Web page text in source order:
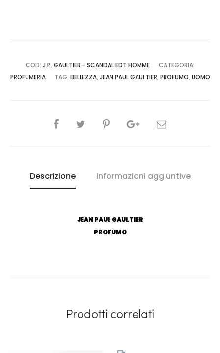
COD: J.P. GAULTIER - SCANDAL EDT HOMME
CATEGORIA:
PROFUMERIA
TAG: BELLEZZA, JEAN PAUL GAULTIER, PROFUMO, UOMO
CONDIVIDI
Descrizione Informazioni aggiuntive
JEAN PAUL GAULTIER
PROFUMO
Prodotti correlati